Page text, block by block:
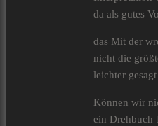
da als gutes
das Mit der
nicht die
leichter
Können wir
ein Drehbuch